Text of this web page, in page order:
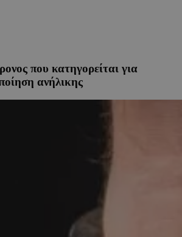
που κατηγορείται για
ανήλικης